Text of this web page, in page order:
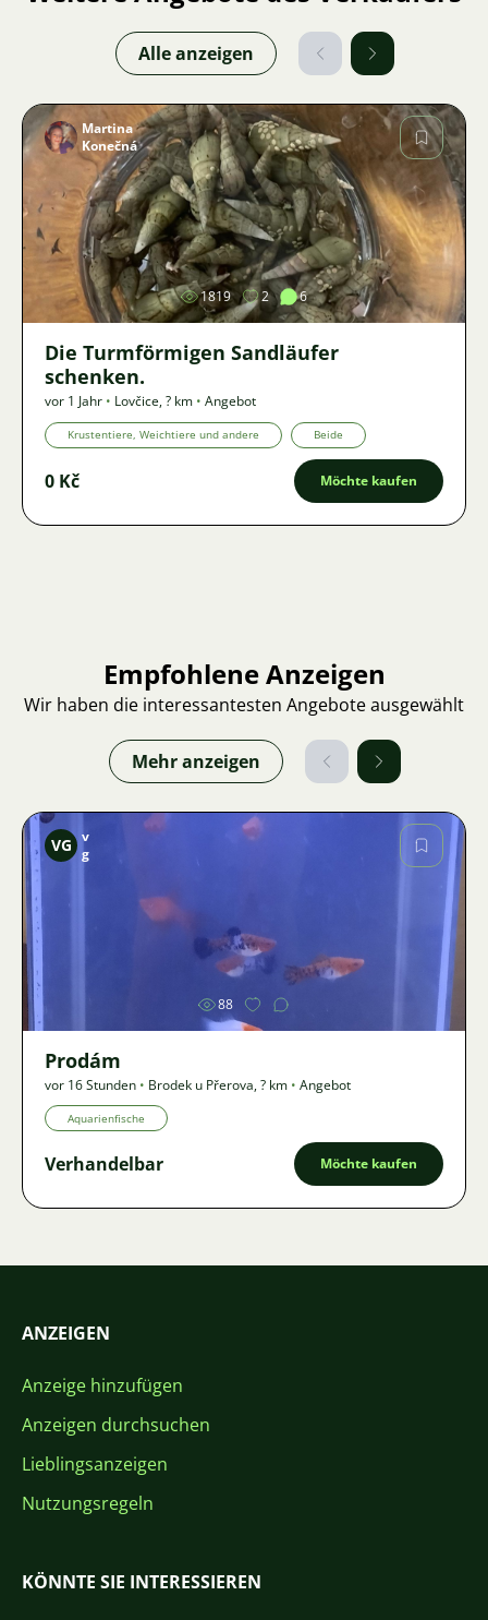
Alle anzeigen
Bild
Martina
Konečná
1819 2 6
Die Turmförmigen Sandläufer
schenken.
vor 1 Jahr • Lovčice,? km • Angebot
Krustentiere, Weichtiere und andere Beide
0 Kč Möchte kaufen
Empfohlene Anzeigen
Wir haben die interessantesten Angebote ausgewählt
Mehr anzeigen
Bild
VG v
g
88
Prodám
vor 16 Stunden • Brodek u Přerova,? km • Angebot
Aquarienfische
Verhandelbar Möchte kaufen
ANZEIGEN
Anzeige hinzufügen
Anzeigen durchsuchen
Lieblingsanzeigen
Nutzungsregeln
KÖNNTE SIE INTERESSIEREN